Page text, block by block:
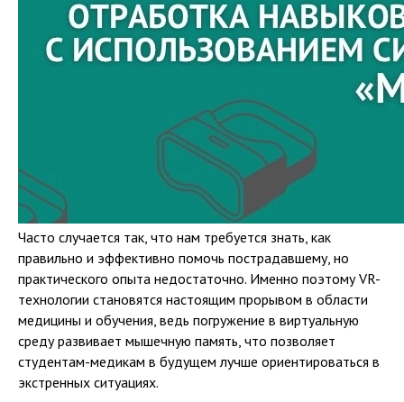
Часто случается так, что нам требуется знать, как
правильно и эффективно помочь пострадавшему, но
практического опыта недостаточно. Именно поэтому VR-
технологии становятся настоящим прорывом в области
медицины и обучения, ведь погружение в виртуальную
среду развивает мышечную память, что позволяет
студентам-медикам в будущем лучше ориентироваться в
экстренных ситуациях.